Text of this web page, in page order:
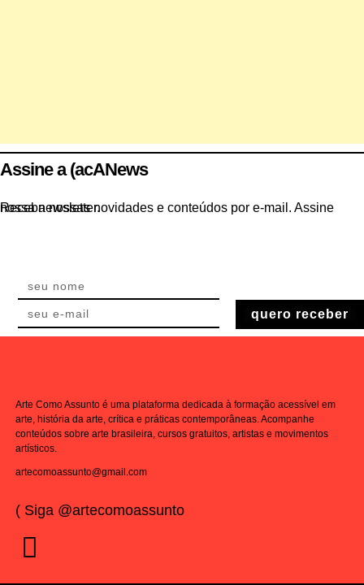
Assine a (acANews
Receba nossas novidades e conteúdos por e-mail. Assine nossa newsletter.
quero receber
Arte Como Assunto é uma plataforma dedicada à formação acessível em
arte, história da arte, crítica e práticas contemporâneas. Acompanhe
conteúdos sobre arte brasileira, cursos gratuitos, artistas e movimentos
artísticos.
artecomoassunto@gmail.com
( Siga @artecomoassunto